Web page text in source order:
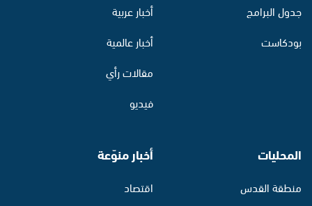
جدول البرامج
بودكاست
أخبار عربية
أخبار عالمية
مقالات رأي
فيديو
المحليات
منطقة القدس
أخبار منوّعة
اقتصاد